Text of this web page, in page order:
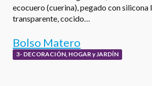
ecocuero (cuerina), pegado con silicona
transparente, cocido…
Bolso Matero
3- DECORACIÓN, HOGAR y JARDÍN